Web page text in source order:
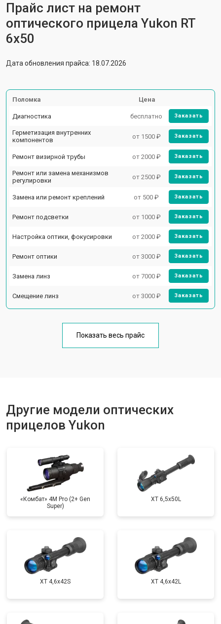
Прайс лист на ремонт
оптического прицела Yukon RT
6x50
Дата обновления прайса: 18.07.2026
Поломка Цена
Диагностика бесплатно Заказать
Герметизация внутренних
компонентов
от 1500 ₽ Заказать
Ремонт визирной трубы от 2000 ₽ Заказать
Ремонт или замена механизмов
регулировки
от 2500 ₽ Заказать
Замена или ремонт креплений от 500 ₽ Заказать
Ремонт подсветки от 1000 ₽ Заказать
Настройка оптики, фокусировки от 2000 ₽ Заказать
Ремонт оптики от 3000 ₽ Заказать
Замена линз от 7000 ₽ Заказать
Смещение линз от 3000 ₽ Заказать
Показать весь прайс
Другие модели оптических
прицелов Yukon
«Комбат» 4M Pro (2+ Gen
Super)
XT 6,5x50L
XT 4,6x42S XT 4,6x42L